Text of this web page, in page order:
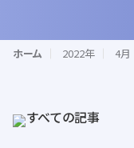
ホーム 2022年 4月
すべての記事